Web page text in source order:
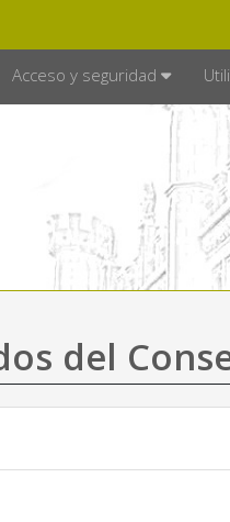
Acceso y seguridad
del